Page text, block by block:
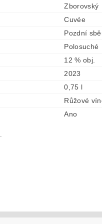
Zborovský
Cuvée
Pozdní
Polosuché
12 % obj.
2023
0,75 l
Růžové
Ano